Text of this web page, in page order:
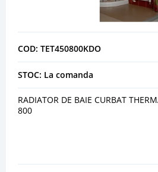
COD: TET450800KDO
STOC: La comanda
RADIATOR DE BAIE CURBAT
800